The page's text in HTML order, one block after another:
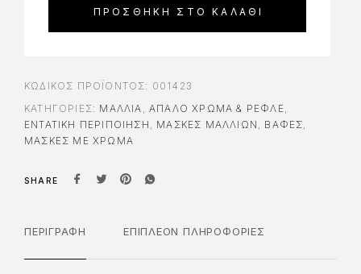
ΠΡΟΣΘΉΚΗ ΣΤΟ ΚΑΛΆΘΙ
ΚΩΔΙΚΌΣ ΠΡΟΪΌΝΤΟΣ: 001423
ΚΑΤΗΓΟΡΊΕΣ: ΜΑΛΛΙΑ ,ΑΠΑΛΌ ΧΡΏΜΑ & ΡΕΦΛΈ,
ΕΝΤΑΤΙΚΉ ΠΕΡΙΠΟΊΗΣΗ , ΜΆΣΚΕΣ ΜΑΛΛΙΏΝ , ΒΑΦΈΣ,
ΜΆΣΚΕΣ ΜΕ ΧΡΏΜΑ
SHARE
ΠΕΡΙΓΡΑΦΉ ΕΠΙΠΛΈΟΝ ΠΛΗΡΟΦΟΡΊΕΣ